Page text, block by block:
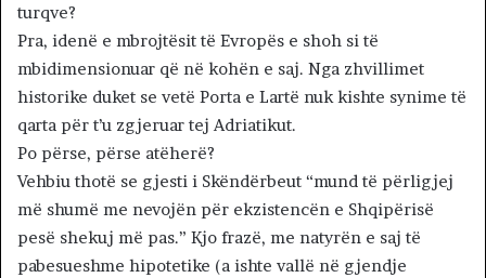
turqve?
Pra, idenë e mbrojtësit të Evropës e shoh si të
mbidimensionuar që në kohën e saj. Nga zhvillimet
historike duket se vetë Porta e Lartë nuk kishte synime të
qarta për t’u zgjeruar tej Adriatikut.
Po përse, përse atëherë?
Vehbiu thotë se gjesti i Skëndërbeut “mund të përligjej
më shumë me nevojën për ekzistencën e Shqipërisë
pesë shekuj më pas.” Kjo frazë, me natyrën e saj të
pabesueshme hipotetike (a ishte vallë në gjendje